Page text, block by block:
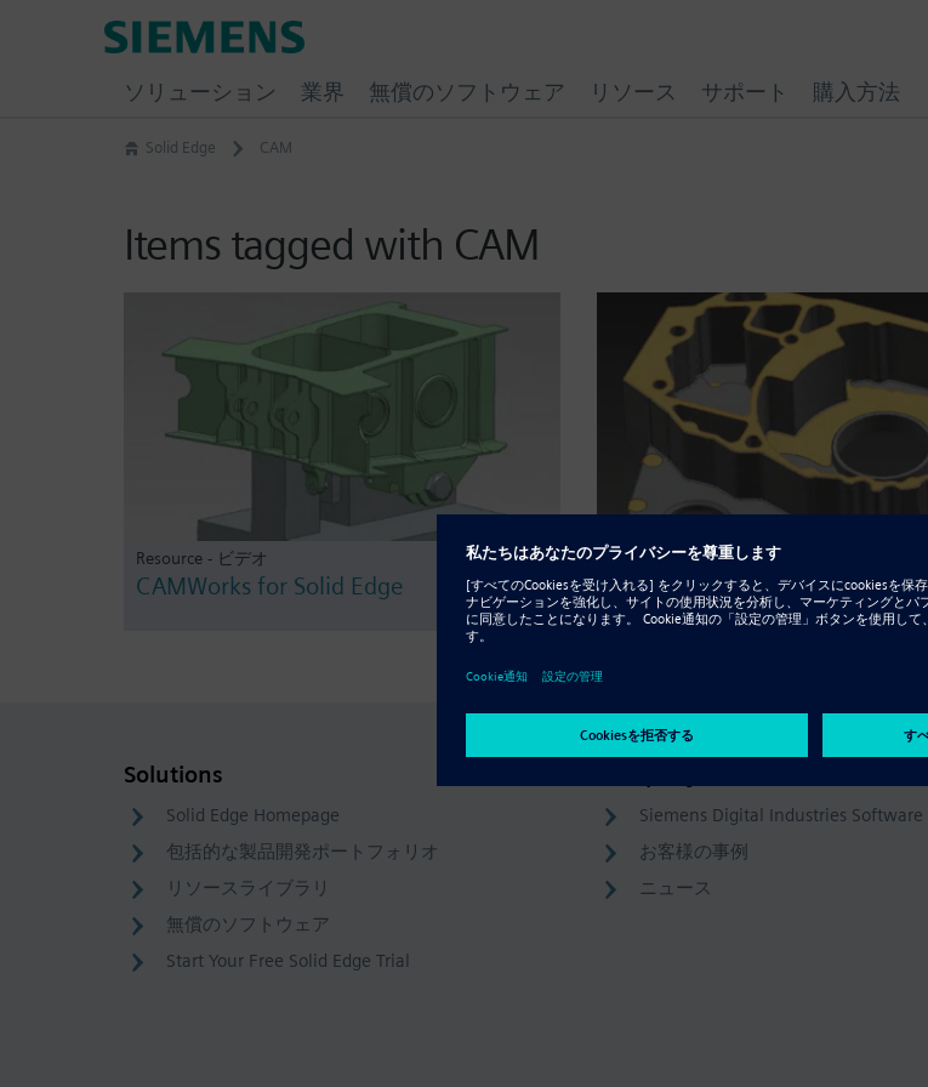
Solid Edge CAM
Items tagged with CAM
Resource - ビデオ
CAMWorks for Solid Edge
Resource - ビデオ
CAM Express
Solutions
Solid Edge Homepage
包括的な製品開発ポートフォリオ
リソースライブラリ
無償のソフトウェア
Start Your Free Solid Edge Trial
Siemens Digital Industries Software
お客様の事例
ニュース
ソリューション 業界 無償のソフトウェア リソース サポート 購入方法